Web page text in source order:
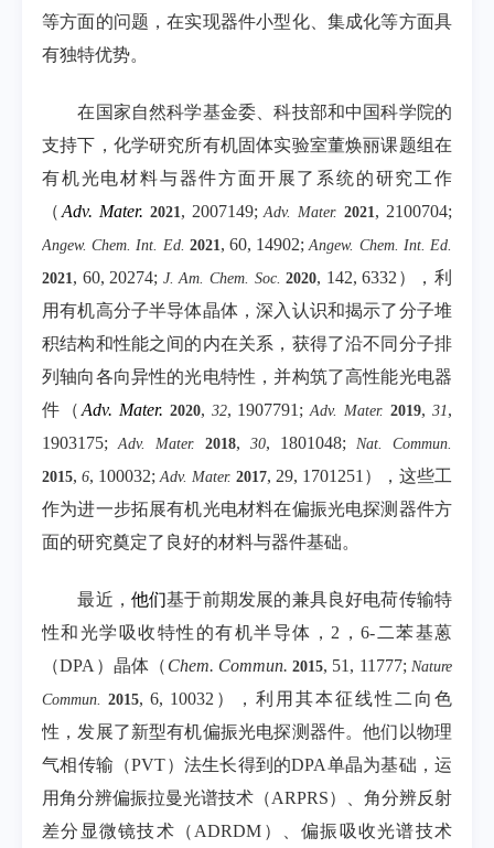
等方面的问题，在实现器件小型化、集成化等方面具
有独特优势。
在国家自然科学基金委、科技部和中国科学院的
支持下，化学研究所有机固体实验室董焕丽课题组在
有机光电材料与器件方面开展了系统的研究工作
（ Adv. Mater. 2021, 2007149;Adv. Mater. 2021, 2100704;
Angew. Chem. Int. Ed. 2021, 60, 14902;Angew. Chem. Int. Ed.
2021, 60, 20274; J. Am. Chem. Soc. 2020, 142, 6332 ），利
用有机高分子半导体晶体，深入认识和揭示了分子堆
积结构和性能之间的内在关系，获得了沿不同分子排
列轴向各向异性的光电特性，并构筑了高性能光电器
件（ Adv. Mater. 2020, 32, 1907791;Adv. Mater. 2019,31,
1903175; Adv. Mater. 2018, 30, 1801048; Nat. Commun.
2015, 6, 100032; Adv. Mater. 2017, 29, 1701251 ），这些工
作为进一步拓展有机光电材料在偏振光电探测器件方
面的研究奠定了良好的材料与器件基础。
最近， 他们基于前期发展的兼具良好电荷传输特
性和光学吸收特性的有机半导体， 2 ，6- 二苯基蒽
（DPA ）晶体（ Chem. Commun. 2015, 51, 11777; Nature
Commun. 2015, 6, 10032 ），利用其本征线性二向色
性，发展了新型有机偏振光电探测器件。他们以物理
气相传输（PVT）法生长得到的DPA单晶为基础，运
用角分辨偏振拉曼光谱技术（ARPRS）、角分辨反射
差分显微镜技术（ ADRDM ）、偏振吸收光谱技术